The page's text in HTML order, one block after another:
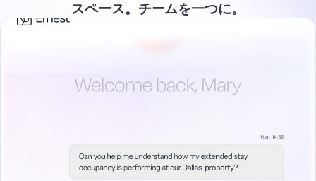
スペース。チームを一つに。